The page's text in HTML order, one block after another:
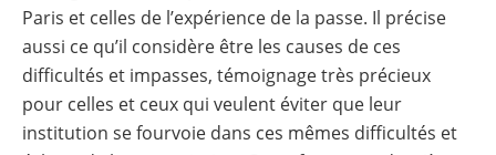
Paris et celles de l’expérience de la passe. Il précise
aussi ce qu’il considère être les causes de ces
difficultés et impasses, témoignage très précieux
pour celles et ceux qui veulent éviter que leur
institution se fourvoie dans ces mêmes difficultés et